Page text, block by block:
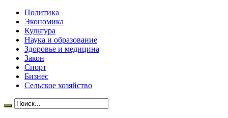
Политика
Экономика
Культура
Наука и образование
Здоровье и медицина
Закон
Спорт
Бизнес
Сельское хозяйство